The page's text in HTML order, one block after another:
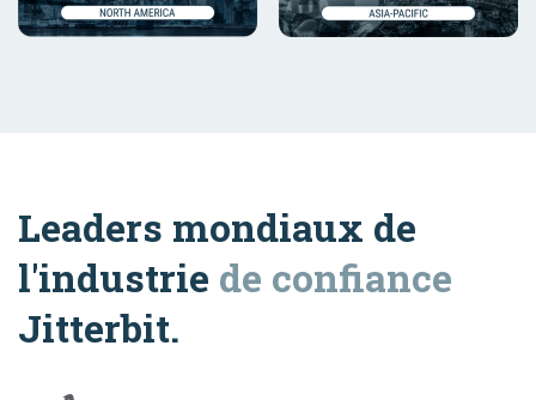
Leaders mondiaux de
l'industrie de confiance
Jitterbit.